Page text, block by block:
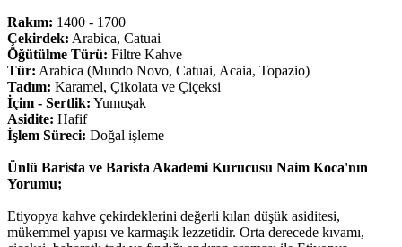
Rakım: 1400 - 1700
Çekirdek: Arabica, Catuai
Öğütülme Türü: Filtre Kahve
Tür: Arabica (Mundo Novo, Catuai, Acaia, Topazio)
Tadım: Karamel, Çikolata ve Çiçeksi
İçim - Sertlik: Yumuşak
Asidite: Hafif
İşlem Süreci: Doğal işleme
Ünlü Barista ve Barista Akademi Kurucusu Naim Koca'nın
Yorumu;
Etiyopya kahve çekirdeklerini değerli kılan düşük asiditesi,
mükemmel yapısı ve karmaşık lezzetidir. Orta derecede kıvamı,